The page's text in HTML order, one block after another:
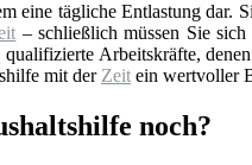
eine tägliche Entlastung dar.
– schließlich müssen Sie
qualifizierte Arbeitskräfte,
mit der Zeit ein wertvoller
noch?